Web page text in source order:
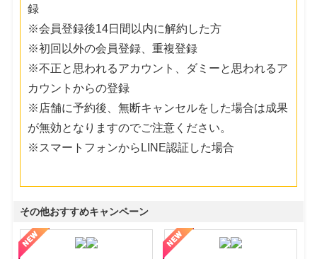
録
※会員登録後14日間以内に解約した方
※初回以外の会員登録、重複登録
※不正と思われるアカウント、ダミーと思われるア
カウントからの登録
※店舗に予約後、無断キャンセルをした場合は成果
が無効となりますのでご注意ください。
※スマートフォンからLINE認証した場合
その他おすすめキャンペーン